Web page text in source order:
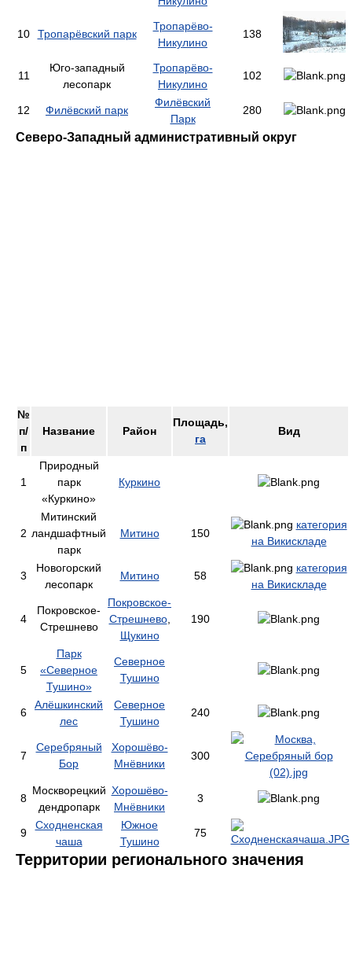
10 Тропарёвский парк
Тропарёво-
Никулино
138
11
Юго-западный
лесопарк
Тропарёво-
Никулино
102
12 Филёвский парк
Филёвский
Парк
280
Северо-Западный административный округ
№
п/
п
Название Район
Площадь,
га
Вид
1
Природный
парк
«Куркино»
Куркино
2
Митинский
ландшафтный
парк
Митино 150
категория
на Викискладе
3
Новогорский
лесопарк
Митино 58
категория
на Викискладе
4
Покровское-
Стрешнево
Покровское-
Стрешнево,
Щукино
190
5
Парк
«Северное
Тушино»
Северное
Тушино
6
Алёшкинский
лес
Северное
Тушино
240
7
Серебряный
Бор
Хорошёво-
Мнёвники
300
8
Москворецкий
дендропарк
Хорошёво-
Мнёвники
3
9
Сходненская
чаша
Южное
Тушино
75
Территории регионального значения